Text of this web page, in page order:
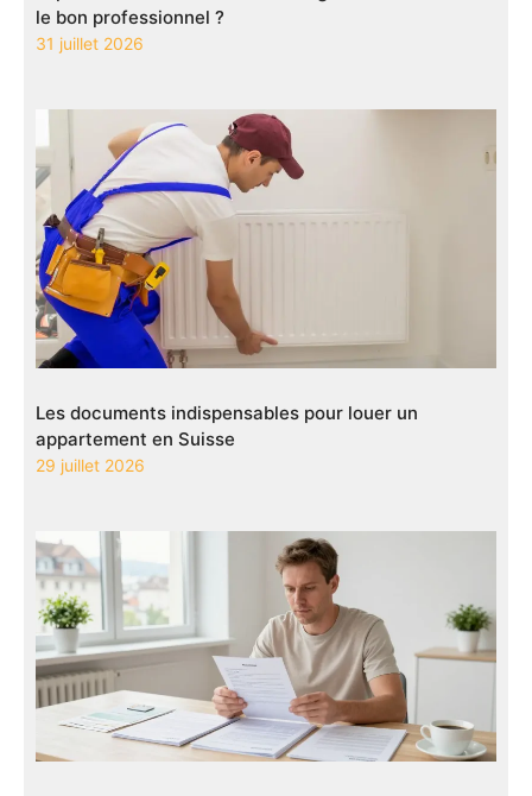
le bon professionnel ?
31 juillet 2026
Les documents indispensables pour louer un
appartement en Suisse
29 juillet 2026